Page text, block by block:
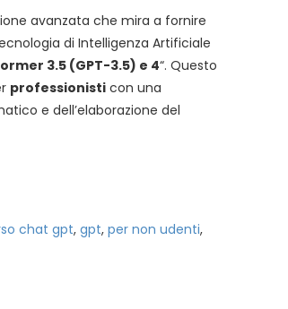
avanzata che mira a fornire
di Intelligenza Artificiale
3.5 (GPT-3.5) e 4“. Questo
professionisti con una
e dell’elaborazione del
chat gpt, gpt, per non udenti,